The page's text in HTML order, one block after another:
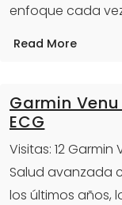
enfoque cada
Read More
Garmin
ECG
Visitas: 12 Garmin
Salud avanzada
los últimos años,